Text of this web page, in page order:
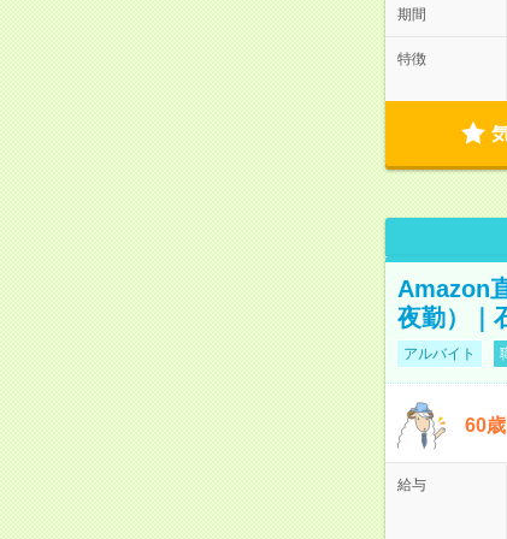
期間
特徴
Amazon
夜勤）｜
アルバイト
60
給与